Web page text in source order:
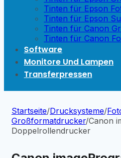
Tinten für Epson
Tinten für Epson
Tinten für Canon
Tinten für Canon
Software
Monitore Und Lampen
Transferpressen
Startseite/Drucksysteme/
Großformatdrucker/Canon
Doppelrollendrucker